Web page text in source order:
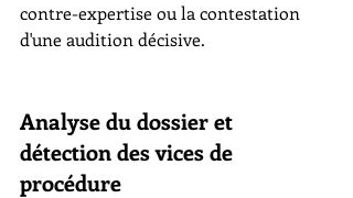
contre-expertise ou la contestation
d'une audition décisive.
Analyse du dossier et
détection des vices de
procédure